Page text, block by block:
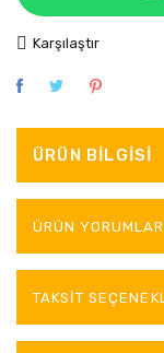
Karşılaştır
ÜRÜN BILGISI
ÜRÜN
TAKSIT